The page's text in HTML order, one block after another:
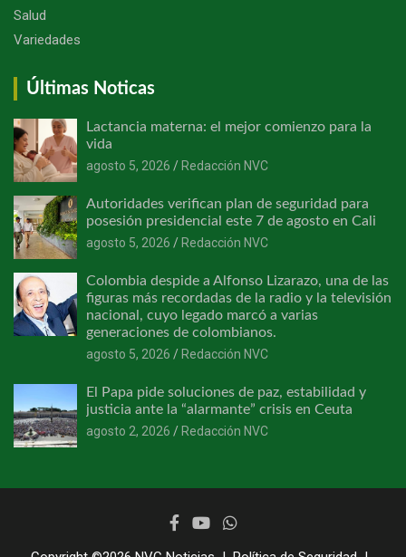
Salud
Variedades
Últimas Noticas
Lactancia materna: el mejor comienzo para la
vida
agosto 5, 2026
Redacción NVC
Autoridades verifican plan de seguridad para
posesión presidencial este 7 de agosto en Cali
agosto 5, 2026
Redacción NVC
Colombia despide a Alfonso Lizarazo, una de las
figuras más recordadas de la radio y la televisión
nacional, cuyo legado marcó a varias
generaciones de colombianos.
agosto 5, 2026
Redacción NVC
El Papa pide soluciones de paz, estabilidad y
justicia ante la “alarmante” crisis en Ceuta
agosto 2, 2026
Redacción NVC